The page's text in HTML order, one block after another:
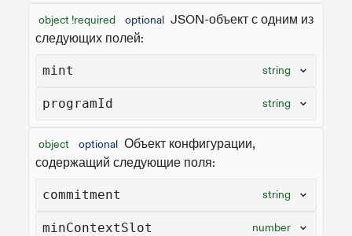
object !required optional JSON-объект с одним из
следующих полей:
mint string
programId string
object optional Объект конфигурации,
содержащий следующие поля:
commitment string
minContextSlot number